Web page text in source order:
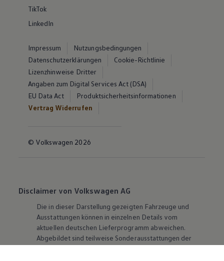
TikTok
LinkedIn
Impressum
Nutzungsbedingungen
Datenschutzerklärungen
Cookie-Richtlinie
Lizenzhinweise Dritter
Angaben zum Digital Services Act (DSA)
EU Data Act
Produktsicherheitsinformationen
Vertrag Widerrufen
© Volkswagen 2026
Disclaimer von Volkswagen AG
Die in dieser Darstellung gezeigten Fahrzeuge und
Ausstattungen können in einzelnen Details vom
aktuellen deutschen Lieferprogramm abweichen.
Abgebildet sind teilweise Sonderausstattungen der